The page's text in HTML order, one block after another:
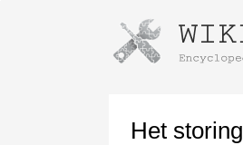
Het
Instructions for